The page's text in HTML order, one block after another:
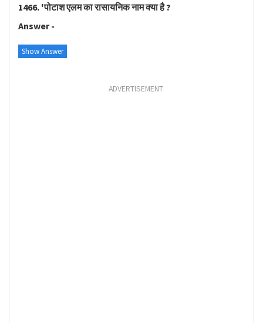
1466. 'पोटाश एलम का रासायनिक नाम क्या है ?
Answer -
Show Answer
ADVERTISEMENT